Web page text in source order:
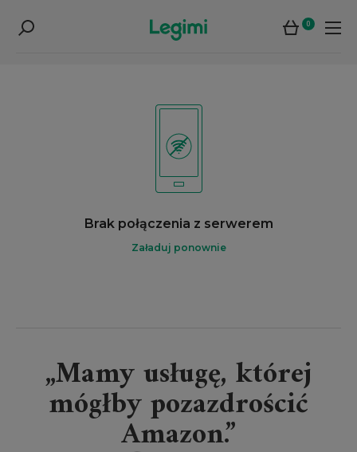
0
Brak połączenia z serwerem
Załaduj ponownie
„Mamy usługę, której
mógłby pozazdrościć
Amazon.”